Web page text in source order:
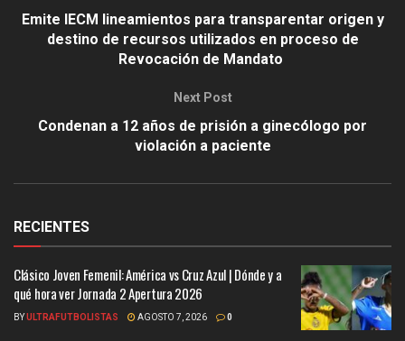
Emite IECM lineamientos para transparentar origen y
destino de recursos utilizados en proceso de
Revocación de Mandato
Next Post
Condenan a 12 años de prisión a ginecólogo por
violación a paciente
RECIENTES
Clásico Joven Femenil: América vs Cruz Azul | Dónde y a
qué hora ver Jornada 2 Apertura 2026
BYULTRAFUTBOLISTAS AGOSTO 7, 2026 0